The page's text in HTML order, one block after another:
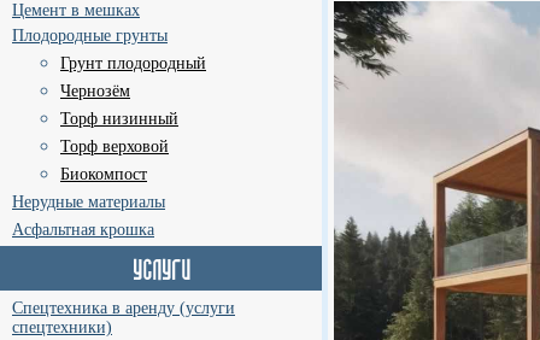
Цемент в мешках
Плодородные грунты
Грунт плодородный
Чернозём
Торф низинный
Торф верховой
Биокомпост
Нерудные материалы
Асфальтная крошка
Спецтехника в аренду (услуги
спецтехники)